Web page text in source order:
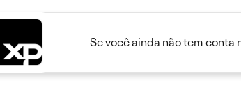
Se você ainda não tem conta